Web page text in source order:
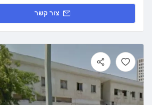
צור קשר